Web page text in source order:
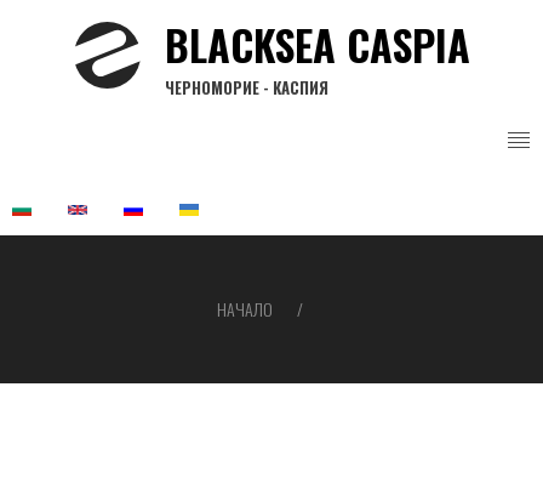
BLACKSEA CASPIA
ЧЕРНОМОРИЕ - КАСПИЯ
НАЧАЛО